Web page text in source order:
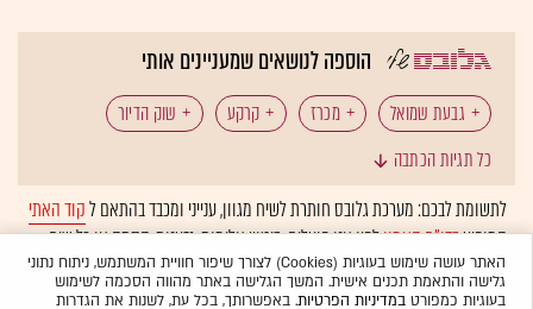
הוספה לנושאים שמעניינים אותי
גבעת שמואל מכרז קרקע
שוק הדיור
כל תגיות הכתבה
לתשומת לבכם: מערכת גלובס חותרת לשיח מגוון, ענייני ומכבד בהתאם לקוד האתי
המופיעבדו"ח האמוןלפיו אנו פועלים. ביטויי אלימות, גזענות, הסתה או כל שיח
בלתי הולם אחר מסוננים בצורהאוטומטיתולא יפורסמו באתר.
האתר עושה שימוש בעוגיות (Cookies) לצורך שיפור חוויית המשתמש, ניתוח נתוני
גלישה והתאמת תכנים אישית. המשך הגלישה באתר מהווה הסכמה לשימוש
בעוגיות כמפורטבמדיניות הפרטיות. באפשרותך, בכל עת, לשנות את הגדרות